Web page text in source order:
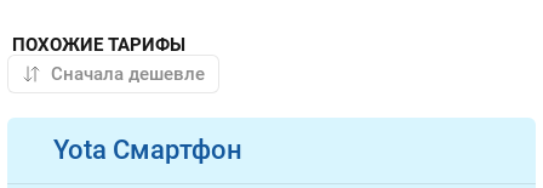
ПОХОЖИЕ ТАРИФЫ
Yota Смартфон